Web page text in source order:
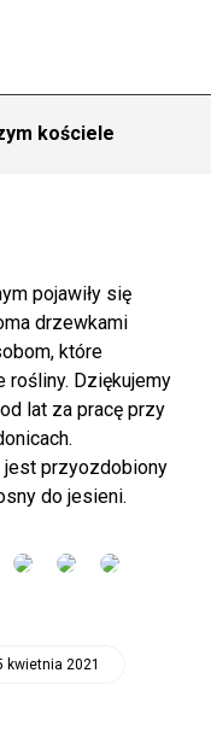
kościele
pojawiły się
drzewkami
które
rośliny. Dziękujemy
lat za pracę przy
jest przyozdobiony
do jesieni.
kwietnia 2021